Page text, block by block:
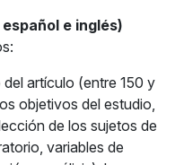
e inglés)
artículo (entre 150 y
objetivos del estudio,
de los sujetos de
variables de